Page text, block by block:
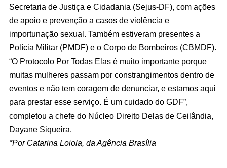
Secretaria de Justiça e Cidadania (Sejus-DF), com ações
de apoio e prevenção a casos de violência e
importunação sexual. Também estiveram presentes a
Polícia Militar (PMDF) e o Corpo de Bombeiros (CBMDF).
“O Protocolo Por Todas Elas é muito importante porque
muitas mulheres passam por constrangimentos dentro de
eventos e não tem coragem de denunciar, e estamos aqui
para prestar esse serviço. É um cuidado do GDF”,
completou a chefe do Núcleo Direito Delas de Ceilândia,
Dayane Siqueira.
*Por Catarina Loiola, da Agência Brasília